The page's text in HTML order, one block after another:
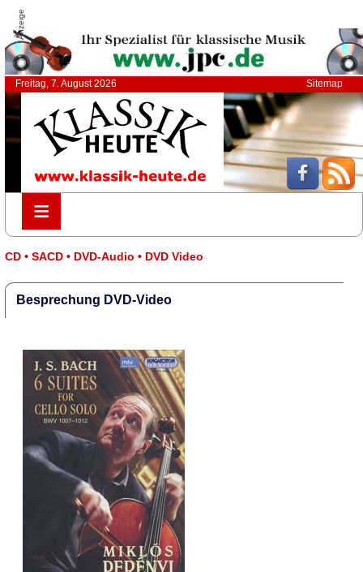
Anzeige
Freitag, 7. August 2026 Sitemap
≡
≡
CD • SACD • DVD-Audio • DVD Video
Besprechung DVD-Video